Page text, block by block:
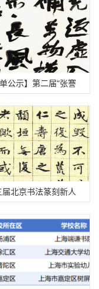
公示
单公示】第二届“张謇
国书法大展获奖、入
届北京书法篆刻新人
”入展名单公示